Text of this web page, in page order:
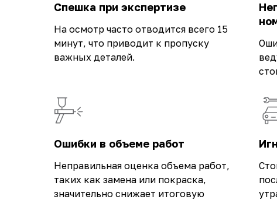
Спешка при экспертизе
На осмотр часто отводится всего 15
минут, что приводит к пропуску
важных деталей.
Ошибки в объеме работ
Неправильная оценка объема работ,
таких как замена или покраска,
значительно снижает итоговую